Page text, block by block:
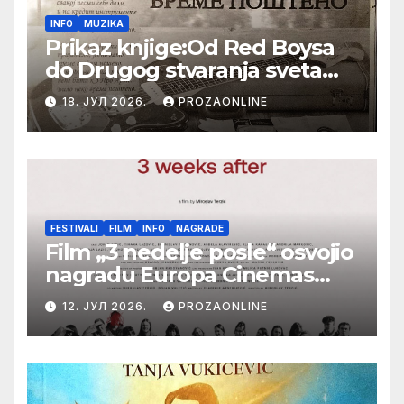
INFO MUZIKA
Prikaz knjige:Od Red Boysa
do Drugog stvaranja sveta
(bilo neko vreme pošteno)
(autor- Zlatomira Sremca,
Botoš 2022. godine,
samizdat)
18. ЈУЛ 2026. PROZAONLINE
FESTIVALI FILM INFO NAGRADE
Film „3 nedelje posle“ osvojio
nagradu Europa Cinemas
Label na Filmskom festivalu
u Karlovim Varima
12. ЈУЛ 2026. PROZAONLINE